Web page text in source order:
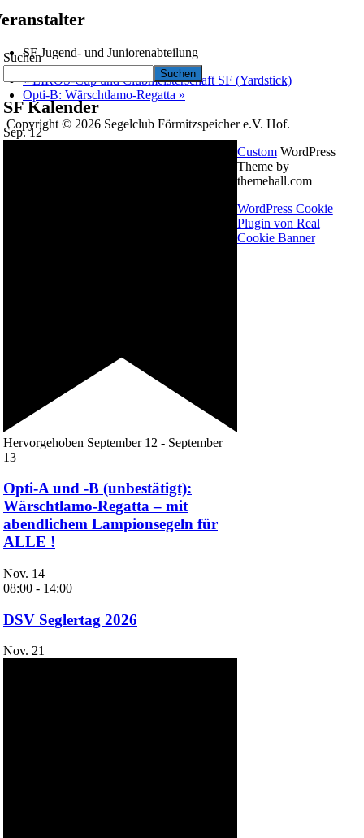
SF Jugend- und Juniorenabteilung
«LIROS-Cup und Clubmeisterschaft SF (Yardstick)
Opti-B: Wärschtlamo-Regatta »
Suchen
Suchen
SF Kalender
Sep.12
Hervorgehoben September 12 - September
13
Opti-A und -B (unbestätigt):
Wärschtlamo-Regatta – mit
abendlichem Lampionsegeln für
ALLE !
Nov. 14
08:00 - 14:00
DSV Seglertag 2026
Nov. 21
Copyright © 2026 Segelclub Förmitzspeicher e.V. Hof.
CustomWordPress
Theme by
themehall.com
WordPress Cookie
Plugin von Real
Cookie Banner